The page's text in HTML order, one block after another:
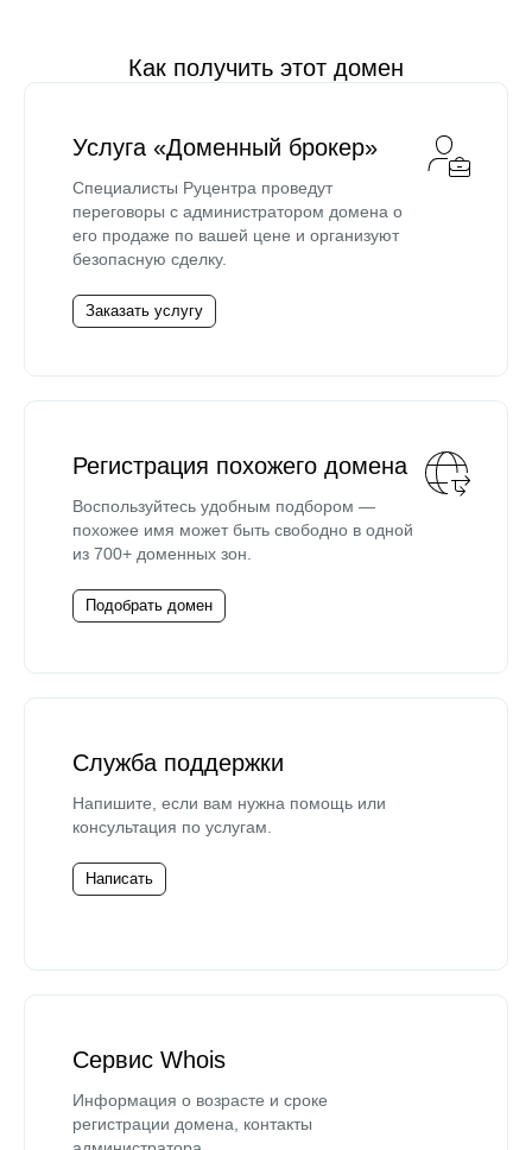
Как получить этот домен
Услуга «Доменный брокер»
Специалисты Руцентра проведут
переговоры с администратором домена о
его продаже по вашей цене и организуют
безопасную сделку.
Заказать услугу
Регистрация похожего домена
Воспользуйтесь удобным подбором —
похожее имя может быть свободно в одной
из 700+ доменных зон.
Подобрать домен
Служба поддержки
Напишите, если вам нужна помощь или
консультация по услугам.
Написать
Сервис Whois
Информация о возрасте и сроке
регистрации домена, контакты